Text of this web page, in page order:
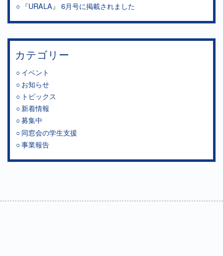
『URALA』 6月号に掲載されました
カテゴリー
イベント
お知らせ
トピックス
新着情報
募集中
同窓会の学生支援
事業報告